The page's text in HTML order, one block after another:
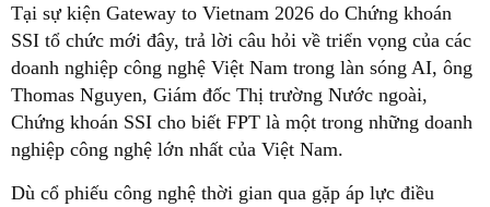
Tại sự kiện Gateway to Vietnam 2026 do Chứng khoán
SSI tổ chức mới đây, trả lời câu hỏi về triển vọng của các
doanh nghiệp công nghệ Việt Nam trong làn sóng AI, ông
Thomas Nguyen, Giám đốc Thị trường Nước ngoài,
Chứng khoán SSI cho biết FPT là một trong những doanh
nghiệp công nghệ lớn nhất của Việt Nam.
Dù cổ phiếu công nghệ thời gian qua gặp áp lực điều